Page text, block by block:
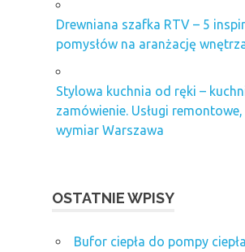
Drewniana szafka RTV – 5
pomysłów na aranżację
Stylowa kuchnia od ręki –
zamówienie. Usługi
wymiar Warszawa
OSTATNIE WPISY
Bufor ciepła do pompy